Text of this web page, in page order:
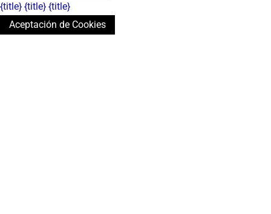
{title} {title} {title}
Aceptación de Cookies